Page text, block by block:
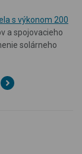
s výkonom 200
a spojovacieho
solárneho